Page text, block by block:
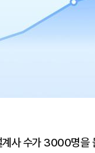
계사 수가 3000명